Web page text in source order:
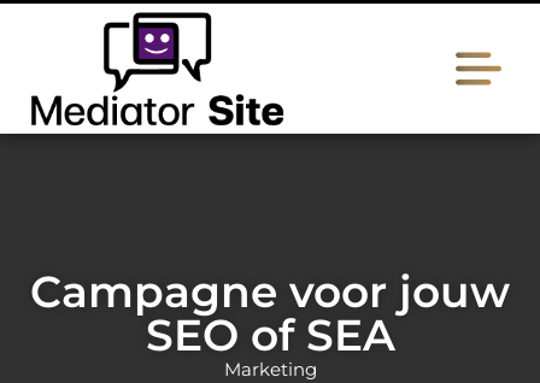
Campagne voor jouw
SEO of SEA
Marketing